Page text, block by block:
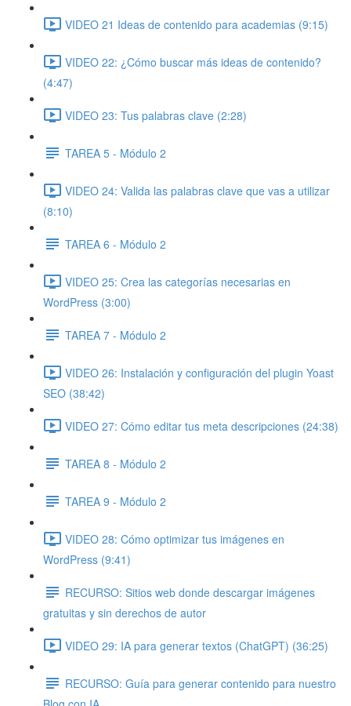
VIDEO 21 Ideas de contenido para academias (9:15)
VIDEO 22: ¿Cómo buscar más ideas de contenido?
(4:47)
VIDEO 23: Tus palabras clave (2:28)
TAREA 5 - Módulo 2
VIDEO 24: Valida las palabras clave que vas a utilizar
(8:10)
TAREA 6 - Módulo 2
VIDEO 25: Crea las categorías necesarias en
WordPress (3:00)
TAREA 7 - Módulo 2
VIDEO 26: Instalación y configuración del plugin Yoast
SEO (38:42)
VIDEO 27: Cómo editar tus meta descripciones (24:38)
TAREA 8 - Módulo 2
TAREA 9 - Módulo 2
VIDEO 28: Cómo optimizar tus imágenes en
WordPress (9:41)
RECURSO: Sitios web donde descargar imágenes
gratuitas y sin derechos de autor
VIDEO 29: IA para generar textos (ChatGPT) (36:25)
RECURSO: Guía para generar contenido para nuestro